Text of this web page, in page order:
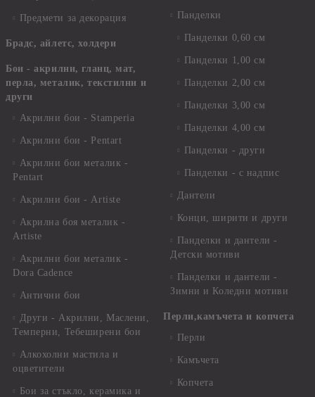
Предмети за декорация
Брадс, айлетс, холдери
Бои - акрилни, гланц, мат,
перла, металик, текстилни и
други
Акрилни бои - Stamperia
Акрилни бои - Pentart
Акрилни бои металик -
Pentart
Акрилни бои - Artiste
Акрилна боя металик -
Artiste
Акрилни бои металик -
Dora Cadence
Антични бои
Други - Акрилни, Маслени,
Темперни, Тебеширени бои
Алкохолни мастила и
оцветители
Бои за стъкло, керамика и
Панделки
Панделки 0,60 см
Панделки 1,00 см
Панделки 2,00 см
Панделки 3,00 см
Панделки 4,00 см
Панделки - други
Панделки - с надпис
Дантели
Конци, ширити и други
Панделки и дантели -
Детски мотиви
Панделки и дантели -
Зимни и Коледни мотиви
Перли,камъчета и копчета
Перли
Камъчета
Копчета